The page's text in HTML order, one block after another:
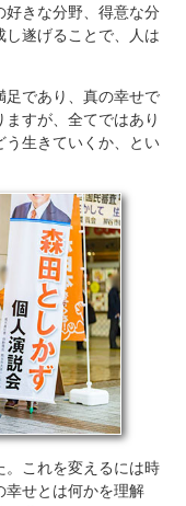
好きな分野、得意な分
し遂げることで、人は
足であり、真の幸せで
すが、全てではあり
う生きていくか、とい
。これを変えるには時
幸せとは何かを理解